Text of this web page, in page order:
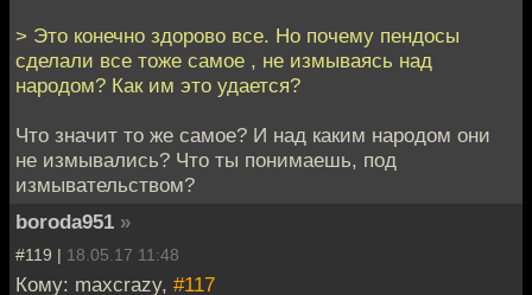
> Это конечно здорово все. Но почему пендосы
сделали все тоже самое , не измываясь над
народом? Как им это удается?
Что значит то же самое? И над каким народом они
не измывались? Что ты понимаешь, под
измывательством?
boroda951 »
#119 | 18.05.17 11:48
Кому: maxcrazy, #117